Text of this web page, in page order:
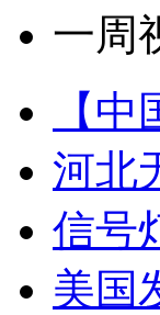
一周
【
河北
信号
美国